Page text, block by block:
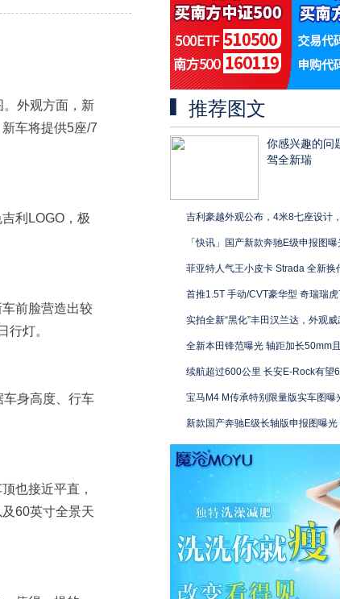
外观方面，新
车将提供5座/7
利LOGO，极
前脸营造出较
行灯。
身高度、行车
也接近平直，
60英寸全景天
推荐图文
你感兴趣的问
驾全新瑞
吉利豪越外观公布，4米8七座设计
「快讯」国产新款奔驰E级申报图
菲亚特人气王小皮卡 Strada 全新换
首推1.5T 手动/CVT豪华型 奇瑞瑞虎
实拍全新“黑化”丰田汉兰达，外观
全新本田锋范曝光 轴距加长50mm
续航超过600公里 长安E-Rock有望
宝马M4 M传承特别限量版实车图曝
新款国产奔驰E级长轴版申报图曝